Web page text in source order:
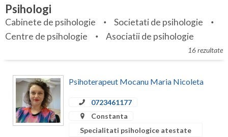
Bihor
Bistrita-Nasaud
Braila
Brasov
Bucuresti
Specialitati
Servicii
Cabinet
Membri
Psihologi
Cabinete de psihologie
Societati de psihologie
Centre de psihologie
Asociatii de psihologie
16 rezultate
Psihoterapeut Mocanu Maria Nicoleta
0723461177
Constanta
Specialitati psihologice atestate